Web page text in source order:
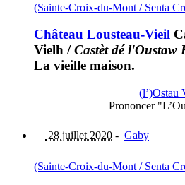
(Sainte-Croix-du-Mont / Senta
Château Lousteau-Vieil
Vielh /Castèt dé l'Oustaw
La vieille maison.
(l’)Ostau
Prononcer
28 juillet 2020 - Gaby
(Sainte-Croix-du-Mont / Senta